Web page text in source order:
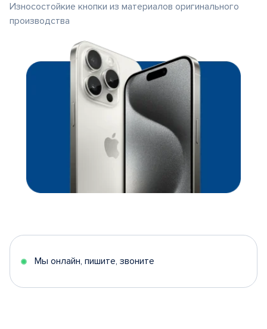
Износостойкие кнопки из материалов оригинального
производства
Мы онлайн, пишите, звоните